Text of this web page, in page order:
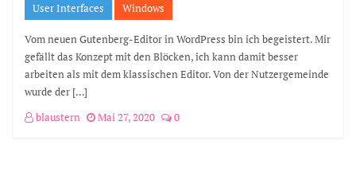
User Interfaces Windows
Vom neuen Gutenberg-Editor in WordPress bin ich begeistert. Mir
gefällt das Konzept mit den Blöcken, ich kann damit besser
arbeiten als mit dem klassischen Editor. Von der Nutzergemeinde
wurde der […]
blaustern
Mai 27, 2020 0